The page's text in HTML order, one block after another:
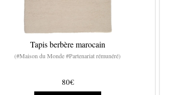
Tapis berbère marocain
(#Maison du Monde #Partenariat rémunéré)
80€